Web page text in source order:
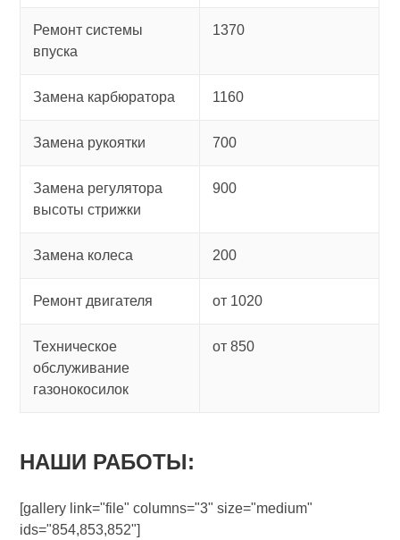
Ремонт системы
впуска
1370
Замена карбюратора 1160
Замена рукоятки 700
Замена регулятора
высоты стрижки
900
Замена колеса 200
Ремонт двигателя от 1020
Техническое
обслуживание
газонокосилок
от 850
НАШИ РАБОТЫ:
[gallery link="file" columns="3" size="medium"
ids="854,853,852"]